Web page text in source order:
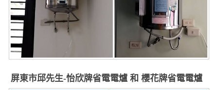
屏東市邱先生-怡欣牌省電電爐 和 櫻花牌省電電爐